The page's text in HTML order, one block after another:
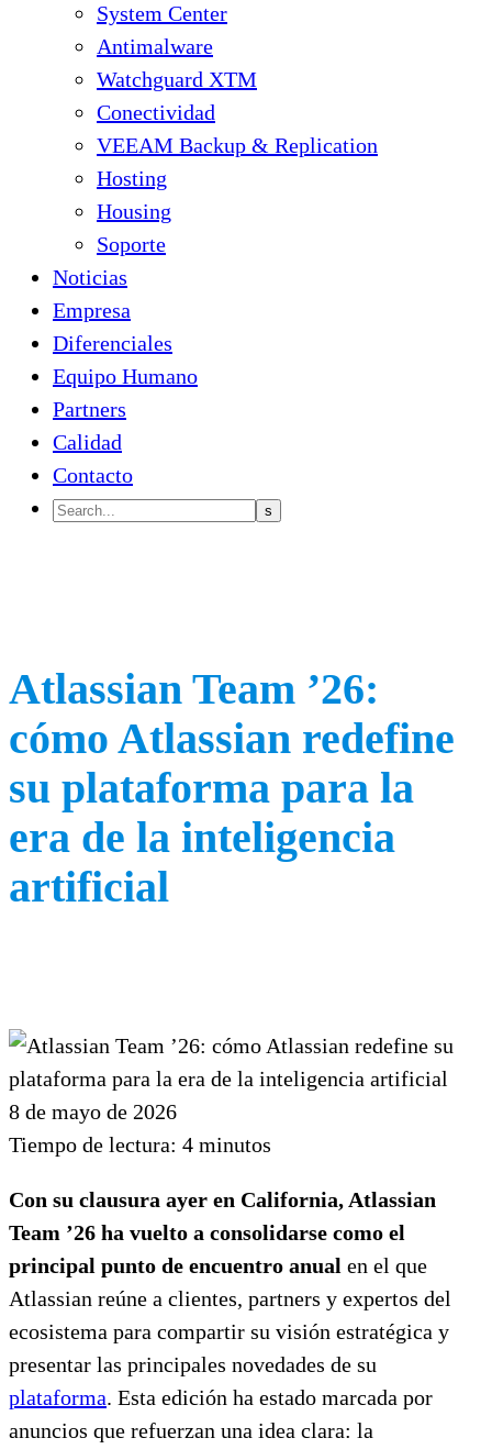
System Center
Antimalware
Watchguard XTM
Conectividad
VEEAM Backup & Replication
Hosting
Housing
Soporte
Noticias
Empresa
Diferenciales
Equipo Humano
Partners
Calidad
Contacto
Atlassian Team ’26:
cómo Atlassian redefine
su plataforma para la
era de la inteligencia
artificial
8 de mayo de 2026
Tiempo de lectura: 4 minutos
Con su clausura ayer en California, Atlassian
Team ’26 ha vuelto a consolidarse como el
principal punto de encuentro anual en el que
Atlassian reúne a clientes, partners y expertos del
ecosistema para compartir su visión estratégica y
presentar las principales novedades de su
plataforma. Esta edición ha estado marcada por
anuncios que refuerzan una idea clara: la